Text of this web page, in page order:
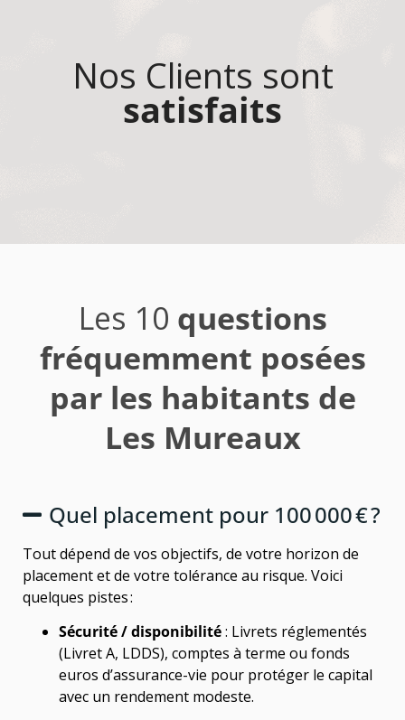
Nos Clients sont
satisfaits
Les 10 questions
fréquemment posées
par les habitants de
Les Mureaux
Quel placement pour 100 000 € ?
Tout dépend de vos objectifs, de votre horizon de
placement et de votre tolérance au risque. Voici
quelques pistes :
Sécurité / disponibilité: Livrets réglementés
(Livret A, LDDS), comptes à terme ou fonds
euros d’assurance-vie pour protéger le capital
avec un rendement modeste.